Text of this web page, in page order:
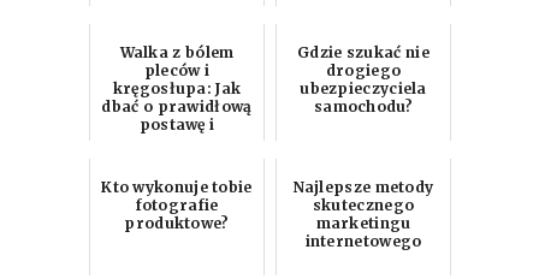
Walka z bólem
pleców i
kręgosłupa: Jak
dbać o prawidłową
postawę i
Gdzie szukać nie
drogiego
ubezpieczyciela
samochodu?
Kto wykonuje tobie
fotografie
produktowe?
Najlepsze metody
skutecznego
marketingu
internetowego